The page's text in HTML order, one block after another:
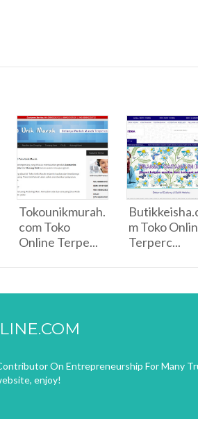
Tokounikmurah.
com Toko
Online Terpe...
m Toko
Terperc...
On Entrepreneurship For Many
enjoy!